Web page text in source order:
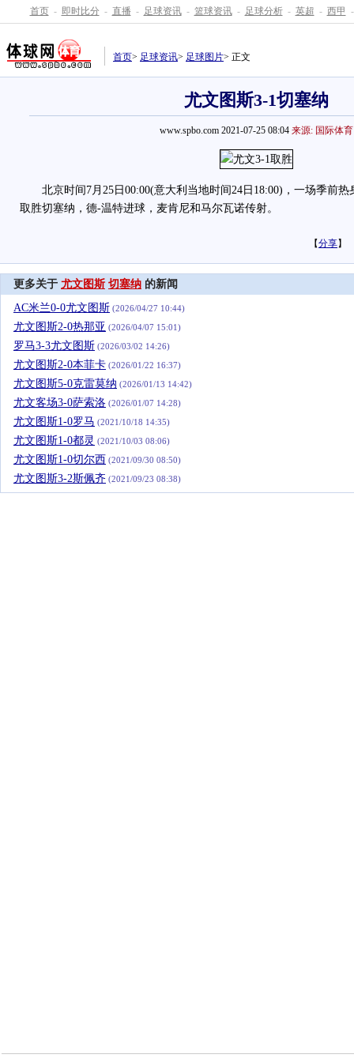
首页 - 即时比分 - 直播 - 足球资讯 - 篮球资讯 - 足球分析 - 英超 - 西甲 -
首页> 足球资讯> 足球图片> 正文
尤文图斯3-1切塞纳
www.spbo.com 2021-07-25 08:04 来源: 国际体育
北京时间7月25日00:00(意大利当地时间24日18:00)，一场季前热
取胜切塞纳，德-温特进球，麦肯尼和马尔瓦诺传射。
【分享】
更多关于 尤文图斯 切塞纳 的新闻
AC米兰0-0尤文图斯 (2026/04/27 10:44)
尤文图斯2-0热那亚 (2026/04/07 15:01)
罗马3-3尤文图斯 (2026/03/02 14:26)
尤文图斯2-0本菲卡 (2026/01/22 16:37)
尤文图斯5-0克雷莫纳 (2026/01/13 14:42)
尤文客场3-0萨索洛 (2026/01/07 14:28)
尤文图斯1-0罗马 (2021/10/18 14:35)
尤文图斯1-0都灵 (2021/10/03 08:06)
尤文图斯1-0切尔西 (2021/09/30 08:50)
尤文图斯3-2斯佩齐 (2021/09/23 08:38)